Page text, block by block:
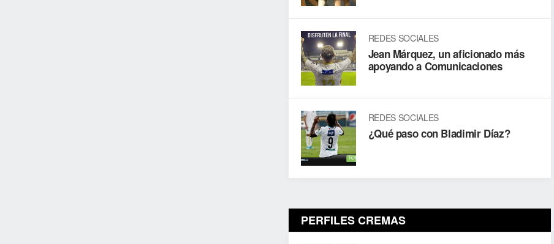
REDES SOCIALES
Jean Márquez, un aficionado más
apoyando a Comunicaciones
REDES SOCIALES
¿Qué paso con Bladimir Díaz?
PERFILES CREMAS